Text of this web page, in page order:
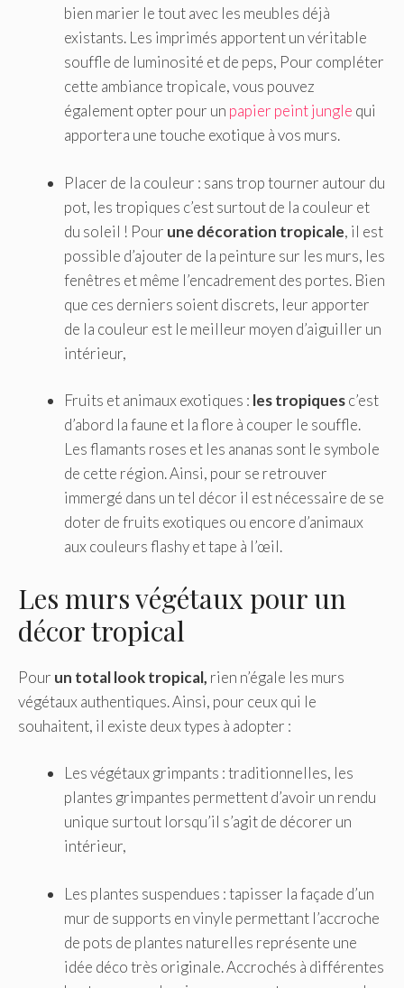
bien marier le tout avec les meubles déjà
existants. Les imprimés apportent un véritable
souffle de luminosité et de peps, Pour compléter
cette ambiance tropicale, vous pouvez
également opter pour un papier peint jungle qui
apportera une touche exotique à vos murs.
Placer de la couleur : sans trop tourner autour du
pot, les tropiques c’est surtout de la couleur et
du soleil ! Pour une décoration tropicale, il est
possible d’ajouter de la peinture sur les murs, les
fenêtres et même l’encadrement des portes. Bien
que ces derniers soient discrets, leur apporter
de la couleur est le meilleur moyen d’aiguiller un
intérieur,
Fruits et animaux exotiques : les tropiquesc’est
d’abord la faune et la flore à couper le souffle.
Les flamants roses et les ananas sont le symbole
de cette région. Ainsi, pour se retrouver
immergé dans un tel décor il est nécessaire de se
doter de fruits exotiques ou encore d’animaux
aux couleurs flashy et tape à l’œil.
Les murs végétaux pour un
décor tropical
Pour un total look tropical, rien n’égale les murs
végétaux authentiques. Ainsi, pour ceux qui le
souhaitent, il existe deux types à adopter :
Les végétaux grimpants : traditionnelles, les
plantes grimpantes permettent d’avoir un rendu
unique surtout lorsqu’il s’agit de décorer un
intérieur,
Les plantes suspendues : tapisser la façade d’un
mur de supports en vinyle permettant l’accroche
de pots de plantes naturelles représente une
idée déco très originale. Accrochés à différentes